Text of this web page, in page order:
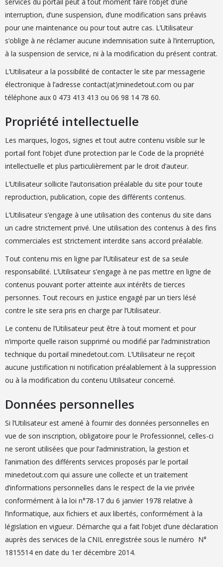
interruption, d’une suspension, d’une modification sans préavis
pour une maintenance ou pour tout autre cas. L’Utilisateur
s’oblige à ne réclamer aucune indemnisation suite à l’interruption,
à la suspension de service, ni à la modification du présent contrat.
L’Utilisateur a la possibilité de contacter le site par messagerie
électronique à l’adresse contact(at)minedetout.com ou par
téléphone aux 0 473 413 413 ou 06 98 14 78 60.
Propriété intellectuelle
Les marques, logos, signes et tout autre contenu visible sur le
portail font l’objet d’une protection par le Code de la propriété
intellectuelle et plus particulièrement par le droit d’auteur.
L’Utilisateur sollicite l’autorisation préalable du site pour toute
reproduction, publication, copie des différents contenus.
L’Utilisateur s’engage à une utilisation des contenus du site dans
un cadre strictement privé. Une utilisation des contenus à des fins
commerciales est strictement interdite sans accord préalable.
Tout contenu mis en ligne par l’Utilisateur est de sa seule
responsabilité. L’Utilisateur s’engage à ne pas mettre en ligne de
contenus pouvant porter atteinte aux intérêts de tierces
personnes. Tout recours en justice engagé par un tiers lésé
contre le site sera pris en charge par l’Utilisateur.
Le contenu de l’Utilisateur peut être à tout moment et pour
n’importe quelle raison supprimé ou modifié par l’administration
technique du portail minedetout.com. L’Utilisateur ne reçoit
aucune justification ni notification préalablement à la suppression
ou à la modification du contenu Utilisateur concerné.
Données personnelles
Si l’Utilisateur est amené à fournir des données personnelles en
vue de son inscription, obligatoire pour le Professionnel, celles-ci
ne seront utilisées que pour l’administration, la gestion et
l’animation des différents services proposés par le portail
minedetout.com qui assure une collecte et un traitement
d’informations personnelles dans le respect de la vie privée
conformément à la loi n°78-17 du 6 janvier 1978 relative à
l’informatique, aux fichiers et aux libertés, conformément à la
législation en vigueur. Démarche qui a fait l’objet d’une déclaration
auprès des services de la CNIL enregistrée sous le numéro N°
1815514 en date du 1er décembre 2014.